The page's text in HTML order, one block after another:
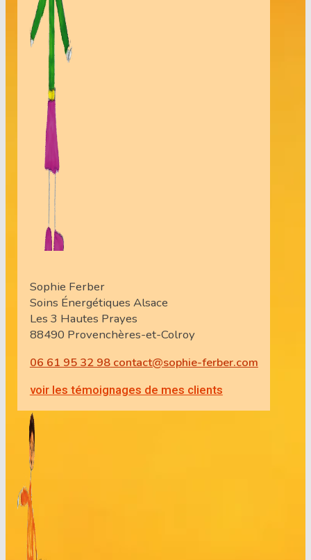
Sophie Ferber
Soins Énergétiques Alsace
Les 3 Hautes Prayes
88490 Provenchères-et-Colroy
06 61 95 32 98contact@sophie-ferber.com
voir les témoignages de mes clients